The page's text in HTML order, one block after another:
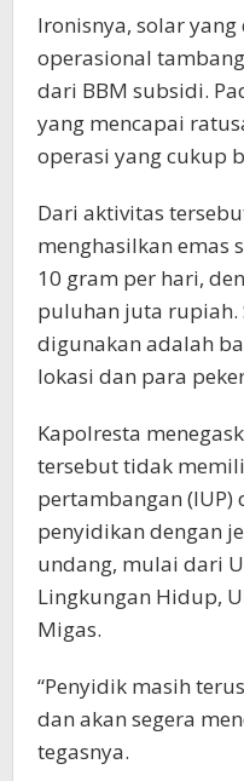
Ironisnya, solar
operasional
dari BBM subsidi.
yang mencapai
operasi yang cukup
Dari aktivitas
menghasilkan emas
10 gram per hari,
puluhan juta rupiah.
digunakan adalah
lokasi dan para
Kapolresta
tersebut tidak
pertambangan
penyidikan dengan
undang, mulai dari
Lingkungan Hidup,
Migas.
“Penyidik masih
dan akan segera
tegasnya.